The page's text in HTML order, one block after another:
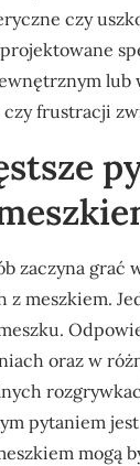
czy
lub
frustracji
zaczyna
z meszkiem.
oraz w
pytaniem